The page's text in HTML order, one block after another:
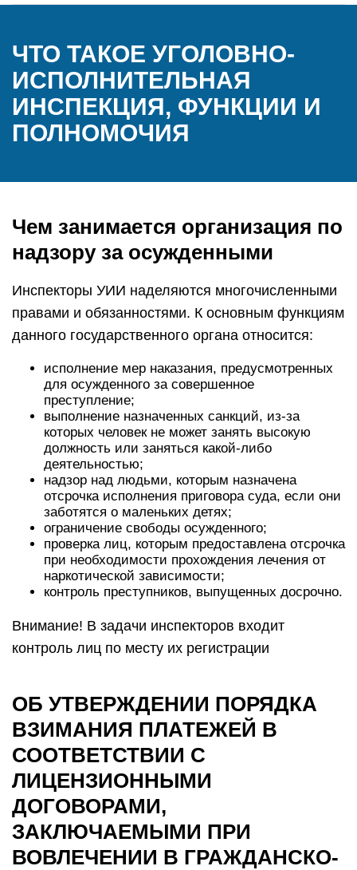
ЧТО ТАКОЕ УГОЛОВНО-
ИСПОЛНИТЕЛЬНАЯ
ИНСПЕКЦИЯ, ФУНКЦИИ И
ПОЛНОМОЧИЯ
Чем занимается организация по
надзору за осужденными
Инспекторы УИИ наделяются многочисленными
правами и обязанностями. К основным функциям
данного государственного органа относится:
исполнение мер наказания, предусмотренных
для осужденного за совершенное
преступление;
выполнение назначенных санкций, из-за
которых человек не может занять высокую
должность или заняться какой-либо
деятельностью;
надзор над людьми, которым назначена
отсрочка исполнения приговора суда, если они
заботятся о маленьких детях;
ограничение свободы осужденного;
проверка лиц, которым предоставлена отсрочка
при необходимости прохождения лечения от
наркотической зависимости;
контроль преступников, выпущенных досрочно.
Внимание! В задачи инспекторов входит
контроль лиц по месту их регистрации
ОБ УТВЕРЖДЕНИИ ПОРЯДКА
ВЗИМАНИЯ ПЛАТЕЖЕЙ В
СООТВЕТСТВИИ С
ЛИЦЕНЗИОННЫМИ
ДОГОВОРАМИ,
ЗАКЛЮЧАЕМЫМИ ПРИ
ВОВЛЕЧЕНИИ В ГРАЖДАНСКО-